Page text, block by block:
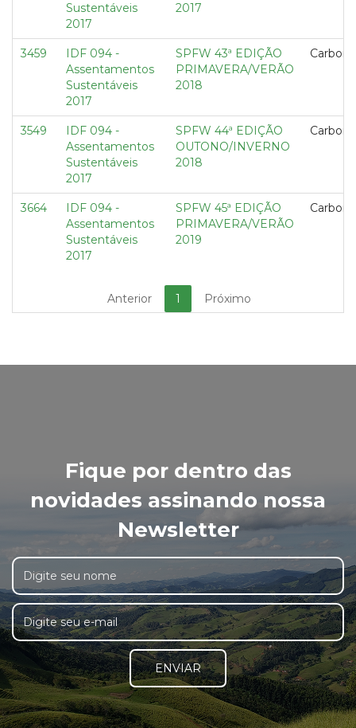
Sustentáveis
2017
2017
3459
IDF 094 -
Assentamentos
Sustentáveis
2017
SPFW 43ª EDIÇÃO
PRIMAVERA/VERÃO
2018
Carbon
3549
IDF 094 -
Assentamentos
Sustentáveis
2017
SPFW 44ª EDIÇÃO
OUTONO/INVERNO
2018
Carbon
3664
IDF 094 -
Assentamentos
Sustentáveis
2017
SPFW 45ª EDIÇÃO
PRIMAVERA/VERÃO
2019
Carbon
Anterior 1 Próximo
Fique por dentro das
novidades assinando nossa
Newsletter
ENVIAR